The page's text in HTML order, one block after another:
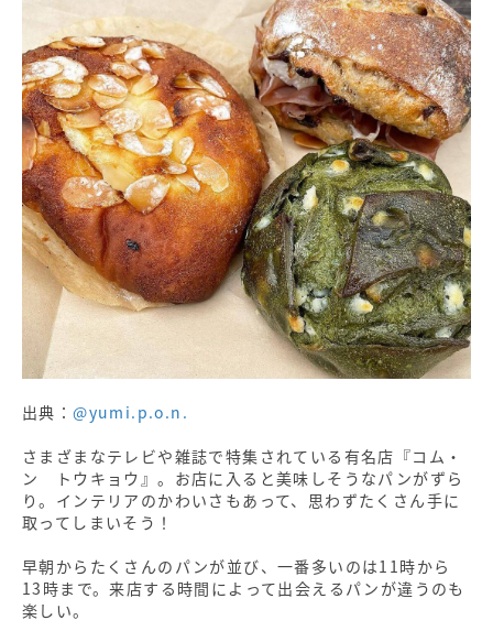
出典：@yumi.p.o.n.
さまざまなテレビや雑誌で特集されている有名店『コム・
ン トウキョウ』。お店に入ると美味しそうなパンがずら
り。インテリアのかわいさもあって、思わずたくさん手に
取ってしまいそう！
早朝からたくさんのパンが並び、一番多いのは11時から
13時まで。来店する時間によって出会えるパンが違うのも
楽しい。